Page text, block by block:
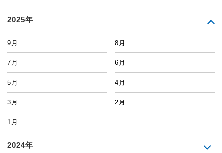
2025年
9月 8月
7月 6月
5月 4月
3月 2月
1月
2024年